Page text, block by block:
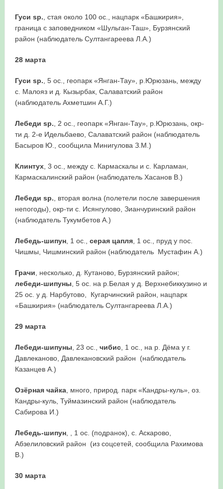
Гуси sp. , стая около 100 ос., нацпарк «Башкирия»,
граница с заповедником «Шульган-Таш», Бурзянский
район (наблюдатель Султангареева Л.А.)
28 марта
Гуси sp. , 5 ос., геопарк «Янган-Тау», р.Юрюзань, между
с. Малояз и д. Кызырбак, Салаватский район
(наблюдатель Ахметшин А.Г.)
Лебеди sp. , 2 ос., геопарк «Янган-Тау», р.Юрюзань, окр-
ти д. 2-е Идельбаево, Салаватский район (наблюдатель
Басыров Ю., сообщила Минигулова З.М.)
Клинтух, 3 ос., между с. Кармаскалы и с. Карламан,
Кармаскалинский район (наблюдатель Хасанов В.)
Лебеди sp. , вторая волна (полетели после завершения
непогоды), окр-ти с. Исянгулово, Зианчуринский район
(наблюдатель Тукумбетов А.)
Лебедь-шипун, 1 ос., серая цапля, 1 ос., пруд у пос.
Чишмы, Чишминский район (наблюдатель Мустафин А.)
Грачи , несколько, д. Кутаново, Бурзянский район;
лебеди-шипуны , 5 ос. на р.Белая у д. Верхнебиккузино и
25 ос. у д. Нарбутово, Кугарчинский район, нацпарк
«Башкирия» (наблюдатель Султангареева Л.А.)
29 марта
Лебеди-шипуны , 23 ос., чибис, 1 ос., на р. Дёма у г.
Давлеканово, Давлекановский район (наблюдатель
Казанцев А.)
Озёрная чайка, много, природ. парк «Кандры-куль», оз.
Кандры-куль, Туймазинский район (наблюдатель
Сабирова И.)
Лебедь-шипун, , 1 ос. (подранок), с. Аскарово,
Абзелиловский район (из соцсетей, сообщила Рахимова
В.)
30 марта